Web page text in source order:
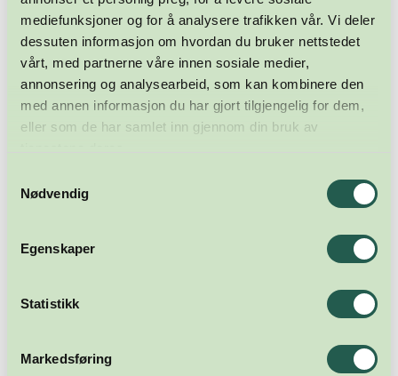
mediefunksjoner og for å analysere trafikken vår. Vi deler
dessuten informasjon om hvordan du bruker nettstedet
vårt, med partnerne våre innen sosiale medier,
annonsering og analysearbeid, som kan kombinere den
med annen informasjon du har gjort tilgjengelig for dem,
eller som de har samlet inn gjennom din bruk av
Nødvendig
Egenskaper
Statistikk
Markedsføring